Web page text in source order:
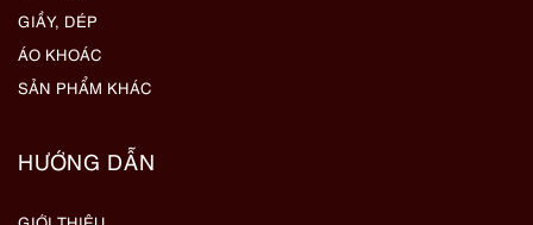
GIẦY, DÉP
ÁO KHOÁC
SẢN PHẨM KHÁC
HƯỚNG DẪN